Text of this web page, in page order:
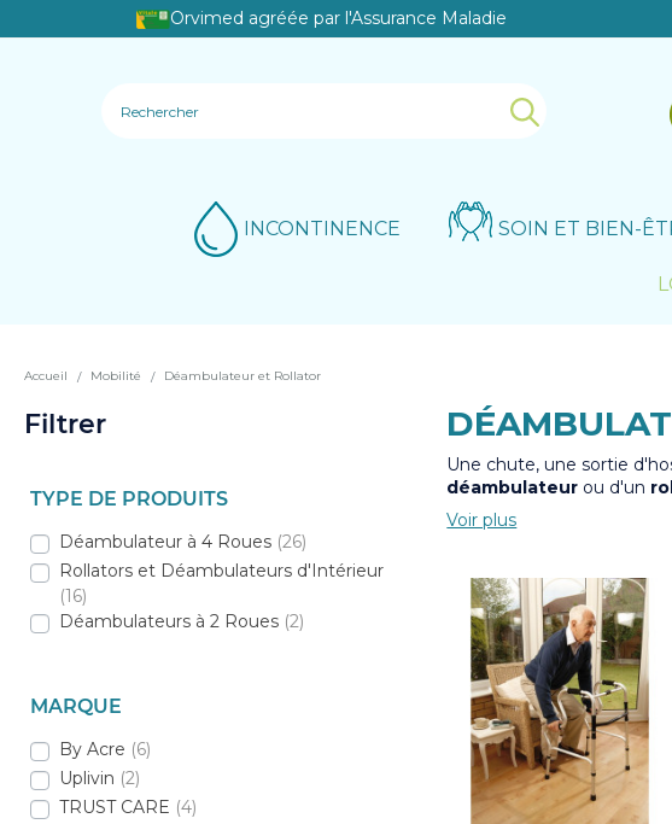
Orvimed agréée par l'Assurance Maladie
INCONTINENCE SOIN ET BIEN-
Accueil Mobilité Déambulateur et Rollator
Filtrer
TYPE DE PRODUITS
Déambulateur à 4 Roues (26)
Rollators et Déambulateurs d'Intérieur
(16)
Déambulateurs à 2 Roues (2)
MARQUE
By Acre (6)
Uplivin (2)
TRUST CARE (4)
Une chute, une sortie
déambulateur ou d'un
personne âgée
Chez Orvimed, nous
C'est pourquoi nos
vous conseiller sans